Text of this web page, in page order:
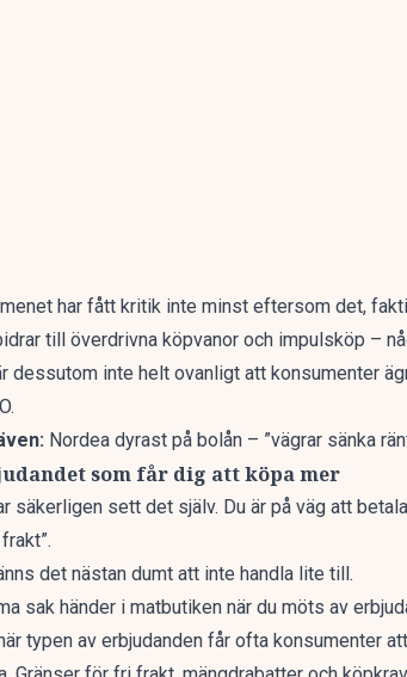
har fått kritik inte minst eftersom det,
till överdrivna köpvanor och impulsköp –
dessutom inte helt ovanligt att konsumenter
Nordea dyrast på bolån – ”vägrar sänka
som får dig att köpa mer
säkerligen sett det själv. Du är på väg att
det nästan dumt att inte handla lite till.
sak händer i matbutiken när du möts av
typen av erbjudanden får ofta konsumenter